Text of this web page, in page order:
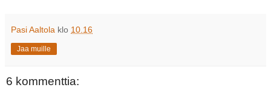
Pasi Aaltola klo 10.16
Jaa muille
6 kommenttia: